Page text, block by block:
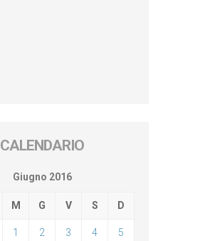
CALENDARIO
Giugno 2016
M G V S D
1 2 3 4 5